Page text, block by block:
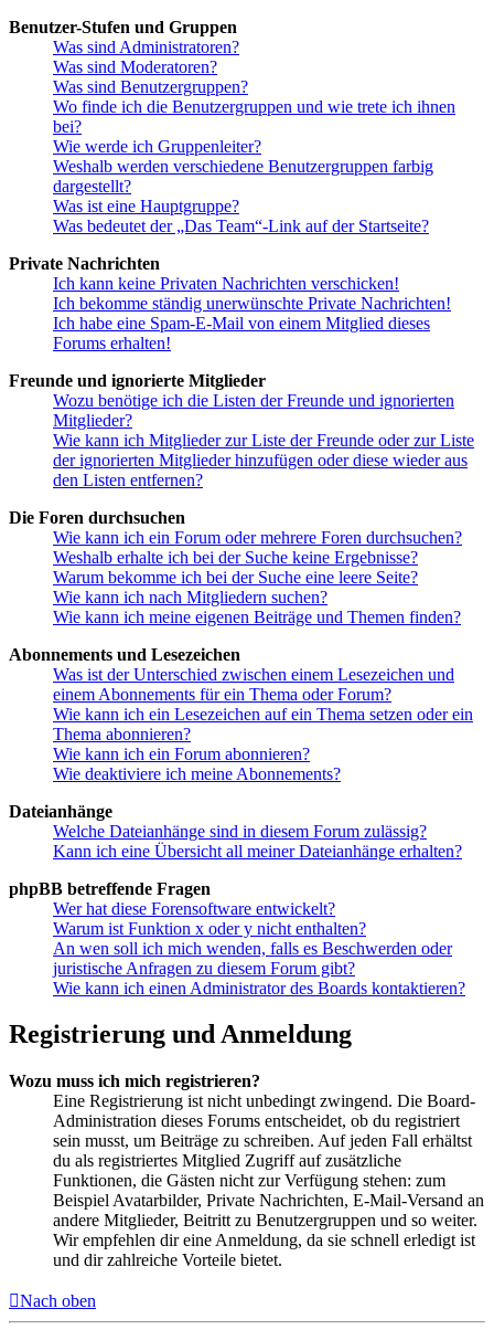
Benutzer-Stufen und Gruppen
Was sind Administratoren?
Was sind Moderatoren?
Was sind Benutzergruppen?
Wo finde ich die Benutzergruppen und wie trete ich ihnen
bei?
Wie werde ich Gruppenleiter?
Weshalb werden verschiedene Benutzergruppen farbig
dargestellt?
Was ist eine Hauptgruppe?
Was bedeutet der „Das Team“-Link auf der Startseite?
Private Nachrichten
Ich kann keine Privaten Nachrichten verschicken!
Ich bekomme ständig unerwünschte Private Nachrichten!
Ich habe eine Spam-E-Mail von einem Mitglied dieses
Forums erhalten!
Freunde und ignorierte Mitglieder
Wozu benötige ich die Listen der Freunde und ignorierten
Mitglieder?
Wie kann ich Mitglieder zur Liste der Freunde oder zur Liste
der ignorierten Mitglieder hinzufügen oder diese wieder aus
den Listen entfernen?
Die Foren durchsuchen
Wie kann ich ein Forum oder mehrere Foren durchsuchen?
Weshalb erhalte ich bei der Suche keine Ergebnisse?
Warum bekomme ich bei der Suche eine leere Seite?
Wie kann ich nach Mitgliedern suchen?
Wie kann ich meine eigenen Beiträge und Themen finden?
Abonnements und Lesezeichen
Was ist der Unterschied zwischen einem Lesezeichen und
einem Abonnements für ein Thema oder Forum?
Wie kann ich ein Lesezeichen auf ein Thema setzen oder ein
Thema abonnieren?
Wie kann ich ein Forum abonnieren?
Wie deaktiviere ich meine Abonnements?
Dateianhänge
Welche Dateianhänge sind in diesem Forum zulässig?
Kann ich eine Übersicht all meiner Dateianhänge erhalten?
phpBB betreffende Fragen
Wer hat diese Forensoftware entwickelt?
Warum ist Funktion x oder y nicht enthalten?
An wen soll ich mich wenden, falls es Beschwerden oder
juristische Anfragen zu diesem Forum gibt?
Wie kann ich einen Administrator des Boards kontaktieren?
Registrierung und Anmeldung
Wozu muss ich mich registrieren?
Eine Registrierung ist nicht unbedingt zwingend. Die Board-
Administration dieses Forums entscheidet, ob du registriert
sein musst, um Beiträge zu schreiben. Auf jeden Fall erhältst
du als registriertes Mitglied Zugriff auf zusätzliche
Funktionen, die Gästen nicht zur Verfügung stehen: zum
Beispiel Avatarbilder, Private Nachrichten, E-Mail-Versand an
andere Mitglieder, Beitritt zu Benutzergruppen und so weiter.
Wir empfehlen dir eine Anmeldung, da sie schnell erledigt ist
und dir zahlreiche Vorteile bietet.
Nach oben